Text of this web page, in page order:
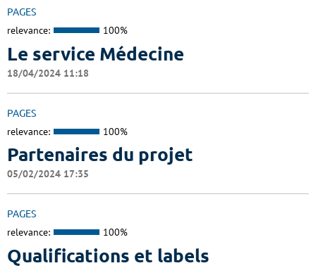
PAGES
relevance: 100%
Le service Médecine
18/04/2024 11:18
PAGES
relevance: 100%
Partenaires du projet
05/02/2024 17:35
PAGES
relevance: 100%
Qualifications et labels